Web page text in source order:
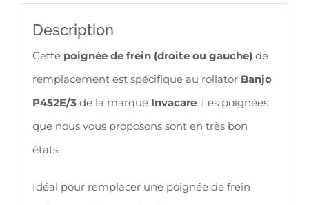
rollator
Invacare
-
BANJO
P452E/3
Description
Cette poignée de frein (droite ou gauche) de
remplacement est spécifique au rollator Banjo
P452E/3de la marque Invacare. Les poignées
que nous vous proposons sont en très bon
états.
Idéal pour remplacer une poignée de frein